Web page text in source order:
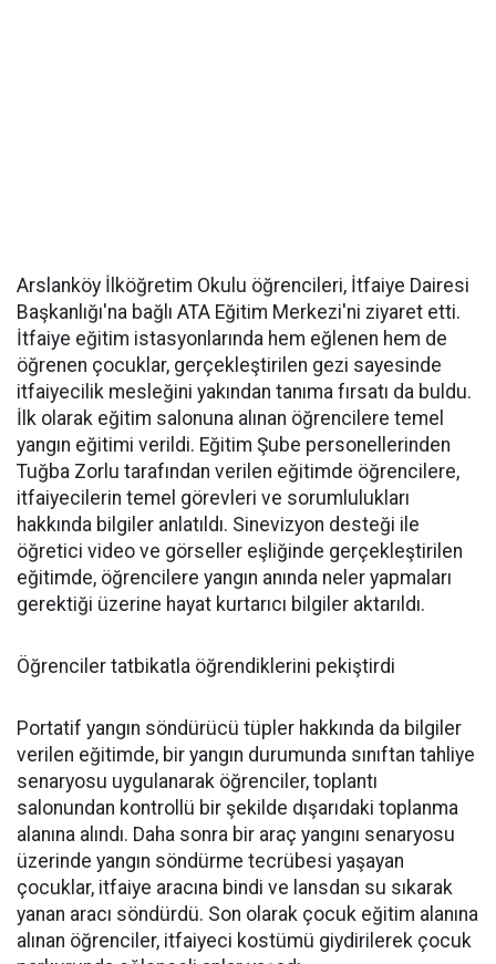
Arslanköy İlköğretim Okulu öğrencileri, İtfaiye Dairesi
Başkanlığı'na bağlı ATA Eğitim Merkezi'ni ziyaret etti.
İtfaiye eğitim istasyonlarında hem eğlenen hem de
öğrenen çocuklar, gerçekleştirilen gezi sayesinde
itfaiyecilik mesleğini yakından tanıma fırsatı da buldu.
İlk olarak eğitim salonuna alınan öğrencilere temel
yangın eğitimi verildi. Eğitim Şube personellerinden
Tuğba Zorlu tarafından verilen eğitimde öğrencilere,
itfaiyecilerin temel görevleri ve sorumlulukları
hakkında bilgiler anlatıldı. Sinevizyon desteği ile
öğretici video ve görseller eşliğinde gerçekleştirilen
eğitimde, öğrencilere yangın anında neler yapmaları
gerektiği üzerine hayat kurtarıcı bilgiler aktarıldı.
Öğrenciler tatbikatla öğrendiklerini pekiştirdi
Portatif yangın söndürücü tüpler hakkında da bilgiler
verilen eğitimde, bir yangın durumunda sınıftan tahliye
senaryosu uygulanarak öğrenciler, toplantı
salonundan kontrollü bir şekilde dışarıdaki toplanma
alanına alındı. Daha sonra bir araç yangını senaryosu
üzerinde yangın söndürme tecrübesi yaşayan
çocuklar, itfaiye aracına bindi ve lansdan su sıkarak
yanan aracı söndürdü. Son olarak çocuk eğitim alanına
alınan öğrenciler, itfaiyeci kostümü giydirilerek çocuk